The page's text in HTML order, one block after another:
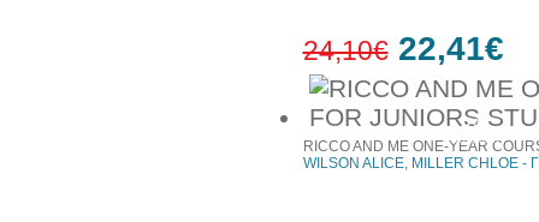
7%
έκπτωση
24,10€ 22,41€
RICCO AND ME ONE-YEAR
WILSON ALICE, MILLER CHLOE